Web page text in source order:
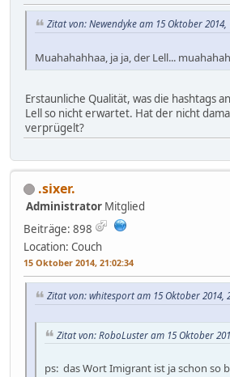
Zitat von: Newendyke am 15 Oktober 2014,
Muahahahhaa, ja ja, der Lell...
Erstaunliche Qualität, was die hashtags
Lell so nicht erwartet. Hat der nicht
verprügelt?
.sixer.
Administrator Mitglied
Beiträge: 898
Location: Couch
15 Oktober 2014, 21:02:34
Zitat von: whitesport am 15 Oktober 2014,
Zitat von: RoboLuster am 15 Oktober
ps: das Wort Imigrant ist ja schon so